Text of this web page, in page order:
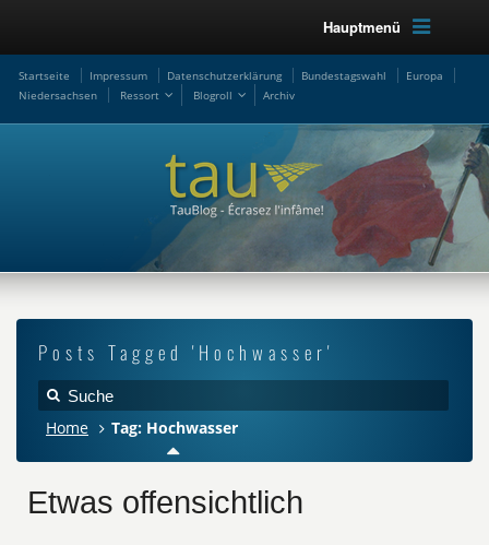
Hauptmenü
Startseite Impressum Datenschutzerklärung Bundestagswahl
Europa
Niedersachsen
Ressort Blogroll Archiv
Posts Tagged 'Hochwasser'
Home Tag: Hochwasser
Etwas offensichtlich